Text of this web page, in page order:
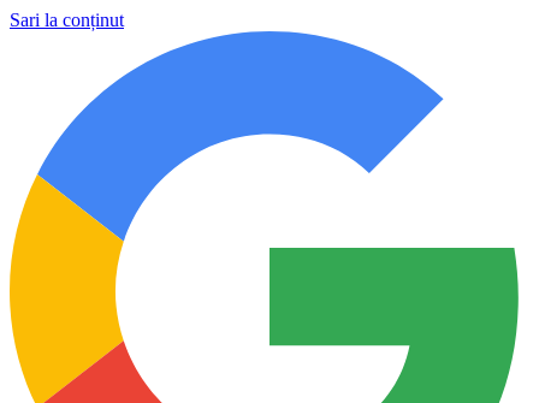
Sari la conținut